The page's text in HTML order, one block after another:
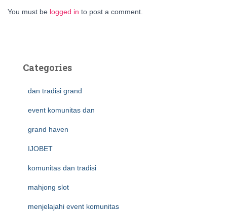
You must be logged in to post a comment.
Categories
dan tradisi grand
event komunitas dan
grand haven
IJOBET
komunitas dan tradisi
mahjong slot
menjelajahi event komunitas